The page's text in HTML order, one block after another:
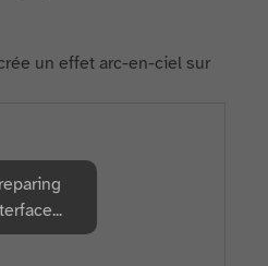
un effet arc-en-ciel sur